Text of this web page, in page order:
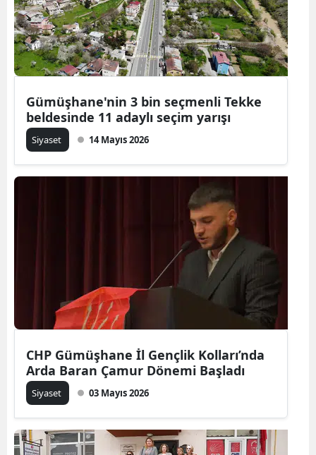
Diyarbakır
Edirne
Erzincan
Eskişehir
Gaziantep
Giresun
Gümüşhane
Hakkari
Isparta
Mersin
İzmir
Gümüşhane'nin 3 bin seçmenli Tekke
beldesinde 11 adaylı seçim yarışı
Siyaset 14 Mayıs 2026
CHP Gümüşhane İl Gençlik Kolları’nda
Arda Baran Çamur Dönemi Başladı
Siyaset 03 Mayıs 2026